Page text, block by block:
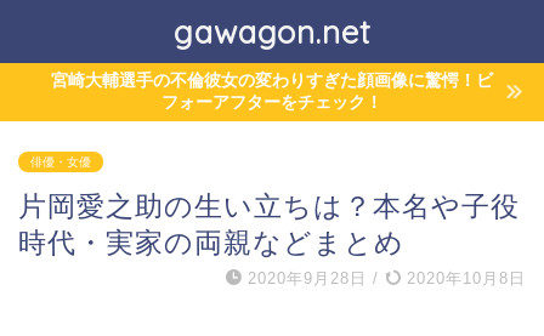
gawagon.net
宮崎大輔選手の不倫彼女の変わりすぎた顔画像に驚愕！ビ
フォーアフターをチェック！
俳優・女優
片岡愛之助の生い立ちは？本名や子役
時代・実家の両親などまとめ
2020年9月28日 / 2020年10月8日